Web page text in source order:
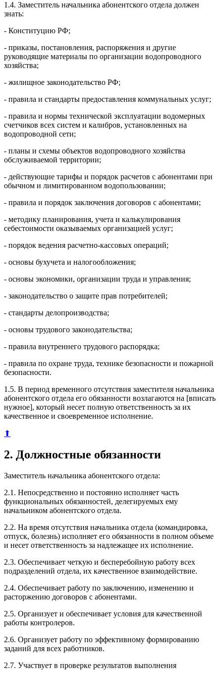
1.4. Заместитель начальника абонентского отдела должен
знать:
- Конституцию РФ;
- приказы, постановления, распоряжения и другие
руководящие материалы по организации водопроводного
хозяйства;
- жилищное законодательство РФ;
- правила и стандарты предоставления коммунальных услуг;
- правила и нормы технической эксплуатации водомерных
счетчиков всех систем и калибров, установленных на
водопроводной сети;
- планы и схемы объектов водопроводного хозяйства
обслуживаемой территории;
- действующие тарифы и порядок расчетов с абонентами при
обычном и лимитированном водопользовании;
- правила и порядок заключения договоров с абонентами;
- методику планирования, учета и калькулирования
себестоимости оказываемых организацией услуг;
- порядок ведения расчетно-кассовых операций;
- основы бухучета и налогообложения;
- основы экономики, организации труда и управления;
- законодательство о защите прав потребителей;
- стандарты делопроизводства;
- основы трудового законодательства;
- правила внутреннего трудового распорядка;
- правила по охране труда, технике безопасности и пожарной
безопасности.
1.5. В период временного отсутствия заместителя начальника
абонентского отдела его обязанности возлагаются на [вписать
нужное], который несет полную ответственность за их
качественное и своевременное исполнение.
⬆
2. Должностные обязанности
Заместитель начальника абонентского отдела:
2.1. Непосредственно и постоянно исполняет часть
функциональных обязанностей, делегируемых ему
начальником абонентского отдела.
2.2. На время отсутствия начальника отдела (командировка,
отпуск, болезнь) исполняет его обязанности в полном объеме
и несет ответственность за надлежащее их исполнение.
2.3. Обеспечивает четкую и бесперебойную работу всех
подразделений отдела, их качественное взаимодействие.
2.4. Обеспечивает работу по заключению, изменению и
расторжению договоров с абонентами.
2.5. Организует и обеспечивает условия для качественной
работы контролеров.
2.6. Организует работу по эффективному формированию
заданий для всех работников.
2.7. Участвует в проверке результатов выполнения